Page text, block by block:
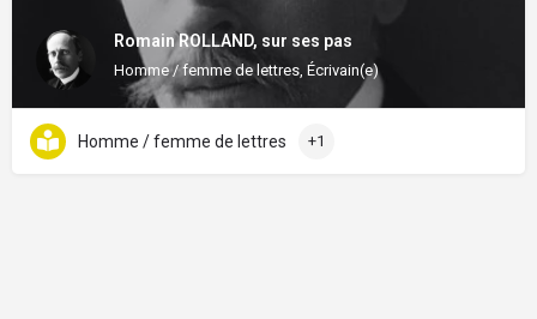
Romain ROLLAND, sur ses pas
Homme / femme de lettres, Écrivain(e)
Homme / femme de lettres +1